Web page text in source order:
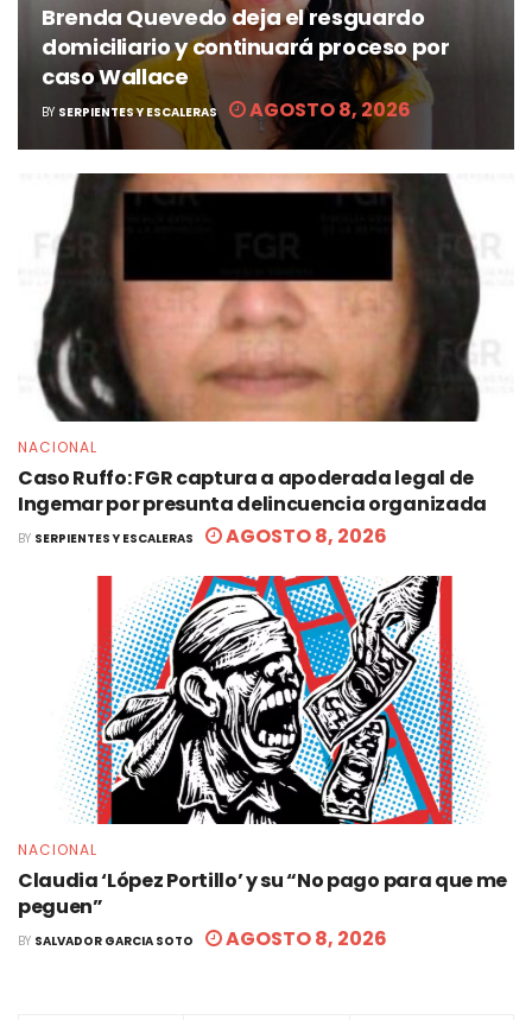
Brenda Quevedo deja el resguardo
domiciliario y continuará proceso por
caso Wallace
BY SERPIENTES Y ESCALERAS AGOSTO 8, 2026
NACIONAL
Caso Ruffo: FGR captura a apoderada legal de
Ingemar por presunta delincuencia organizada
BY SERPIENTES Y ESCALERAS AGOSTO 8, 2026
NACIONAL
Claudia ‘López Portillo’ y su “No pago para que me
peguen”
BY SALVADOR GARCIA SOTO AGOSTO 8, 2026